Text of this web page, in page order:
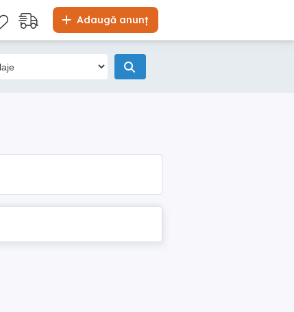
Adaugă anunț